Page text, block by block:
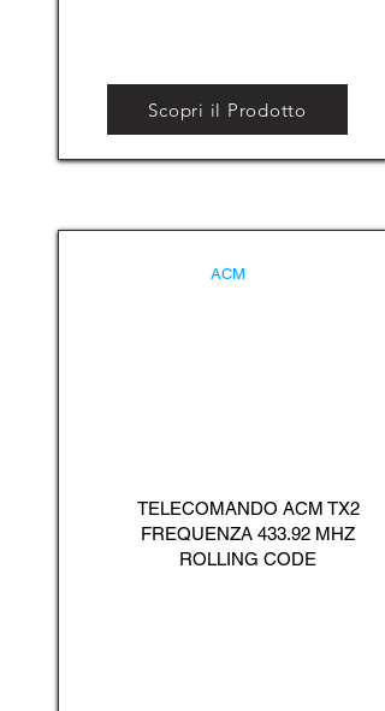
Scopri il Prodotto
ACM
TELECOMANDO ACM TX2
FREQUENZA 433.92 MHZ
ROLLING CODE